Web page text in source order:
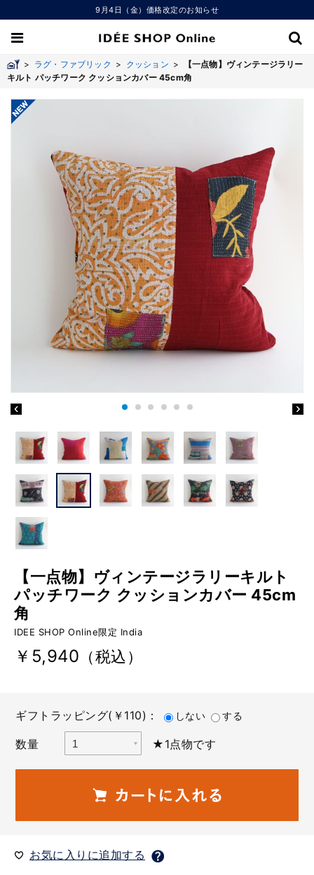
9月4日（金）価格改定のお知らせ
> ラグ・ファブリック > クッション >
【一点物】ヴィンテージラリー
キルト パッチワーク クッションカバー 45cm角
【一点物】ヴィンテージラリーキルト
パッチワーク クッションカバー 45cm
角
IDEE SHOP Online限定 India
￥5,940 （税込）
ギフトラッピング(￥110)： しない する
数量 ★1点物です
お気に入りに追加する